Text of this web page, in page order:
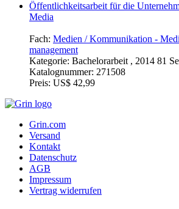
Öffentlichkeitsarbeit für die
Media
Fach: Medien / Kommunikation -
management
Kategorie: Bachelorarbeit , 2014 81
Katalognummer: 271508
Preis: US$ 42,99
Grin.com
Versand
Kontakt
Datenschutz
AGB
Impressum
Vertrag widerrufen